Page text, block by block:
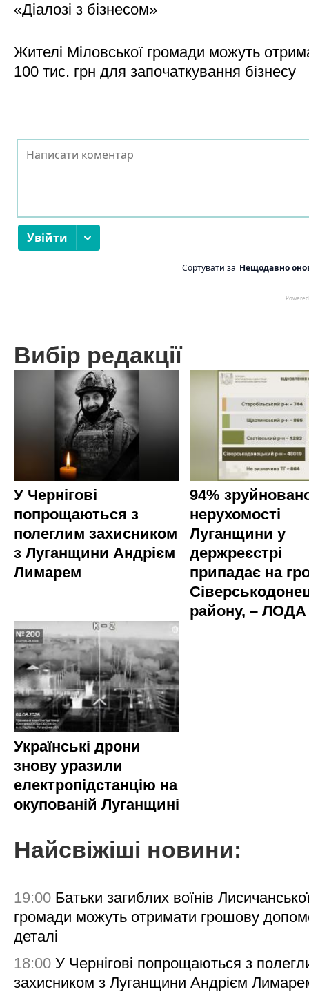
«Діалозі з бізнесом»
Жителі Міловської громади можуть
100 тис. грн для започаткування бізнесу
Вибір редакції
У Чернігові
попрощаються з
полеглим захисником
з Луганщини Андрієм
Лимарем
94%
нерухомості
Луганщини у
держреєстрі
припадає на
району, – ЛОДА
Українські дрони
знову уразили
електропідстанцію на
окупованій Луганщині
Найсвіжіші новини:
19:00 Батьки загиблих воїнів
громади можуть отримати грошову
деталі
18:00 У Чернігові попрощаються з
захисником з Луганщини Андрієм